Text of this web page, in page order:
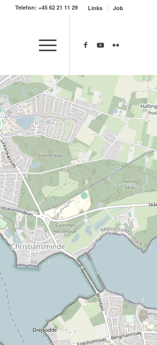
Links Job
Telefon: +45 62 21 11 29